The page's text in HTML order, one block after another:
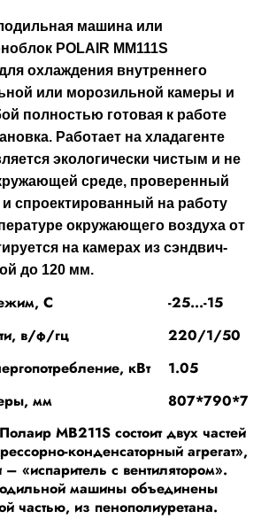
машина или
POLAIR MM111S
охлаждения внутреннего
или морозильной камеры и
полностью готовая к работе
Работает на хладагенте
экологически чистым и не
среде, проверенный
спроектированный на работу
окружающего воздуха от
на камерах из сэндвич-
до 120 мм.
С
-25...-15
в/ф/гц
220/1/50
кВт
1.05
мм
MB211S состоит двух частей
конденсаторный агрегат»,
– «испаритель с вентилятором».
машины объединены
частью, из пенополиуретана.